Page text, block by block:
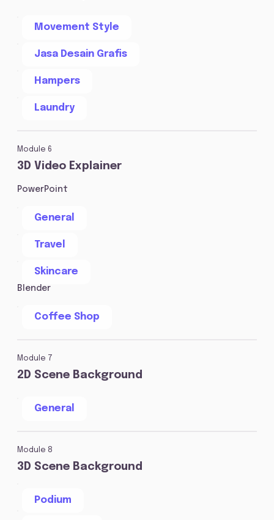
Movement Style
Jasa Desain Grafis
Hampers
Laundry
Module 6
3D Video Explainer
PowerPoint
General
Travel
Skincare
Blender
Coffee Shop
Module 7
2D Scene Background
General
Module 8
3D Scene Background
Podium